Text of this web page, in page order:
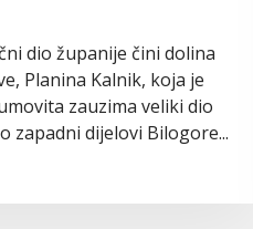
dio županije čini dolina
Planina Kalnik, koja je
zauzima veliki dio
zapadni dijelovi Bilogore...